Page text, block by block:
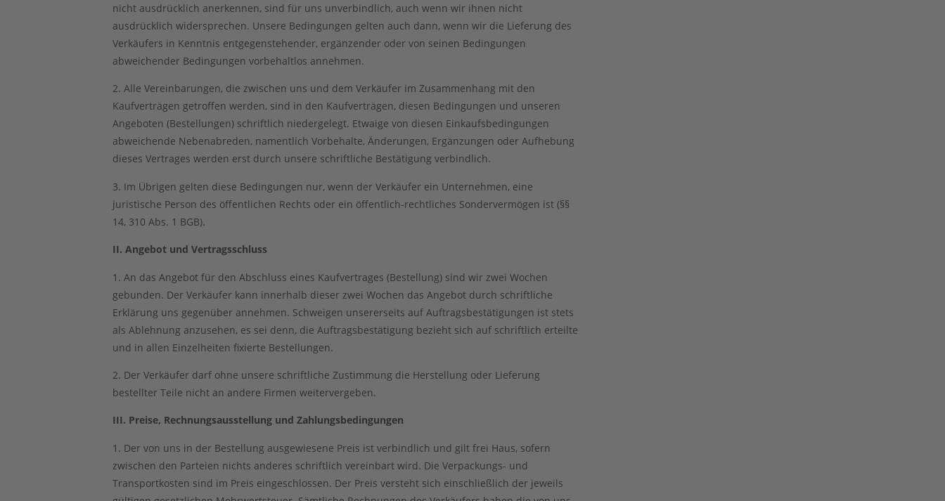
nicht ausdrücklich anerkennen, sind für uns unverbindlich, auch wenn wir ihnen nicht
ausdrücklich widersprechen. Unsere Bedingungen gelten auch dann, wenn wir die Lieferung des
Verkäufers in Kenntnis entgegenstehender, ergänzender oder von seinen Bedingungen
abweichender Bedingungen vorbehaltlos annehmen.
2. Alle Vereinbarungen, die zwischen uns und dem Verkäufer im Zusammenhang mit den
Kaufverträgen getroffen werden, sind in den Kaufverträgen, diesen Bedingungen und unseren
Angeboten (Bestellungen) schriftlich niedergelegt. Etwaige von diesen Einkaufsbedingungen
abweichende Nebenabreden, namentlich Vorbehalte, Änderungen, Ergänzungen oder Aufhebung
dieses Vertrages werden erst durch unsere schriftliche Bestätigung verbindlich.
3. Im Übrigen gelten diese Bedingungen nur, wenn der Verkäufer ein Unternehmen, eine
juristische Person des öffentlichen Rechts oder ein öffentlich-rechtliches Sondervermögen ist (§§
14, 310 Abs. 1 BGB).
II. Angebot und Vertragsschluss
1. An das Angebot für den Abschluss eines Kaufvertrages (Bestellung) sind wir zwei Wochen
gebunden. Der Verkäufer kann innerhalb dieser zwei Wochen das Angebot durch schriftliche
Erklärung uns gegenüber annehmen. Schweigen unsererseits auf Auftragsbestätigungen ist stets
als Ablehnung anzusehen, es sei denn, die Auftragsbestätigung bezieht sich auf schriftlich erteilte
und in allen Einzelheiten fixierte Bestellungen.
2. Der Verkäufer darf ohne unsere schriftliche Zustimmung die Herstellung oder Lieferung
bestellter Teile nicht an andere Firmen weitervergeben.
III. Preise, Rechnungsausstellung und Zahlungsbedingungen
1. Der von uns in der Bestellung ausgewiesene Preis ist verbindlich und gilt frei Haus, sofern
zwischen den Parteien nichts anderes schriftlich vereinbart wird. Die Verpackungs- und
Transportkosten sind im Preis eingeschlossen. Der Preis versteht sich einschließlich der jeweils